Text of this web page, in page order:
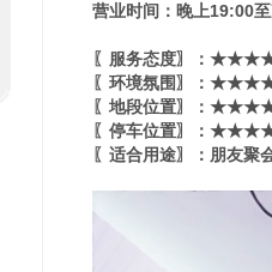
营业时间：晚上19:00
〖服务态度〗：
〖环境氛围〗：
〖地段位置〗：
〖停车位置〗：
〖适合用途〗：朋友聚